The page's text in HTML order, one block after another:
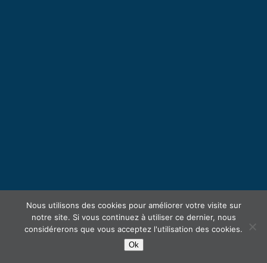
Nous utilisons des cookies pour améliorer votre visite sur
notre site. Si vous continuez à utiliser ce dernier, nous
considérerons que vous acceptez l'utilisation des cookies.
Ok